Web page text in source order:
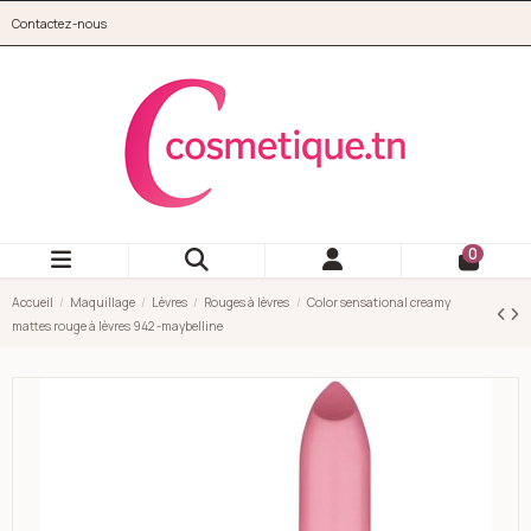
Contactez-nous
0
Accueil Maquillage Lèvres Rouges à lèvres
Color sensational creamy
mattes rouge à lèvres 942 -maybelline